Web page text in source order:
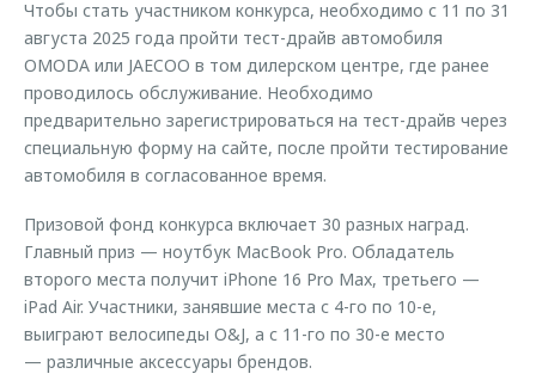
Чтобы стать участником конкурса, необходимо с 11 по 31
августа 2025 года пройти тест-драйв автомобиля
OMODA или JAECOO в том дилерском центре, где ранее
проводилось обслуживание. Необходимо
предварительно зарегистрироваться на тест-драйв через
специальную форму на сайте, после пройти тестирование
автомобиля в согласованное время.
Призовой фонд конкурса включает 30 разных наград.
Главный приз — ноутбук MacBook Pro. Обладатель
второго места получит iPhone 16 Pro Max, третьего —
iPad Air. Участники, занявшие места с 4-го по 10-е,
выиграют велосипеды O&J, а с 11-го по 30-е место
— различные аксессуары брендов.